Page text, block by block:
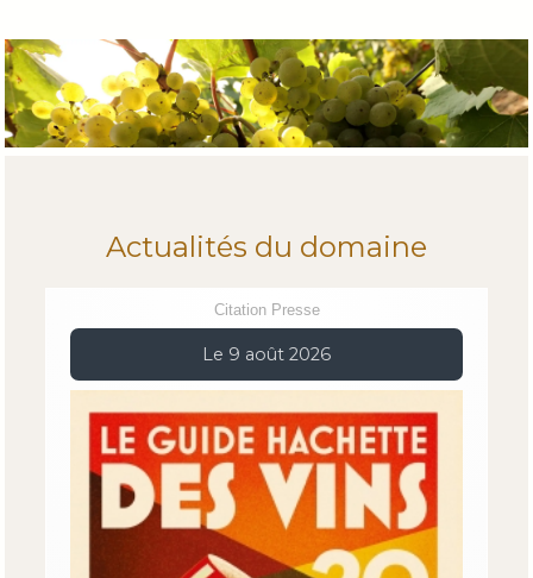
Actualités du domaine
Citation Presse
Le 9 août 2026